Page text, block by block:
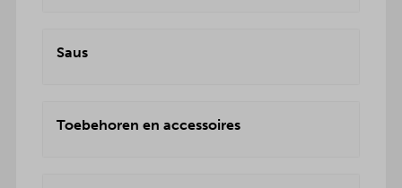
Saus
Toebehoren en accessoires